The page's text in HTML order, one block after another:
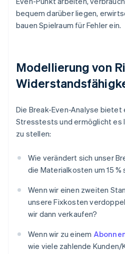
bequem darüber liegen,
bauen Spielraum für Fehler ein.
Modellierung von
Die Break-Even-Analyse bietet
Stresstests und ermöglicht es
zu stellen:
Wie verändert sich unser
die Materialkosten um 15 %
Wenn wir einen zweiten
unsere Fixkosten
wir dann verkaufen?
Wenn wir zu einem
wie viele zahlende Kunden/